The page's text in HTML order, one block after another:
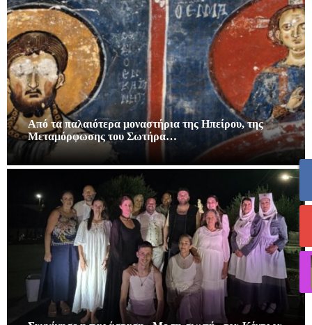
Από τα παλαιότερα μοναστήρια της Ηπείρου, της
Μεταμόρφωσης του Σωτήρα…